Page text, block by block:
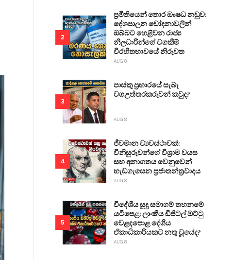
2
ප්‍රමිතියෙන් තොර ඖෂධ නඩුව:
දේශපාලන චෝදනාවලින්
ඔබ්බට හෙළිවන රාජ්‍ය
නිලධාරීන්ගේ වගකීම්
විරහිතභාවයේ නිරුවත
AUG 8
3
පාස්කු ප්‍රහාරයේ සැබෑ
වගඋත්තරකරුවන් කවුද?
AUG 8
4
ජීවමාන ව්‍යවස්ථාවක්:
විනිසුරුවන්ගේ විශ්‍රාම වයස
සහ අනාගතය වෙනුවෙන්
හැඩගැසෙන ප්‍රජාතන්ත්‍රවාදය
AUG 8
5
විදේශීය සූදු සමාගම් තහනමේ
යටිපෙළ: ලාංකීය ඩිජිටල් ඔට්ටු
වෙළඳපොළ දේශීය
ඒකාධිකාරියකට නතු වූයේද?
AUG 8